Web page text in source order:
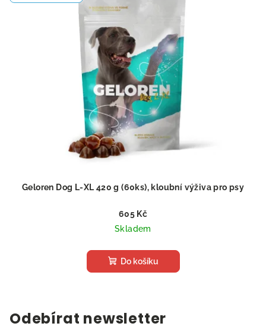
Geloren Dog L-XL 420 g (60ks), kloubní výživa pro psy
605 Kč
Skladem
Do košíku
Odebírat newsletter